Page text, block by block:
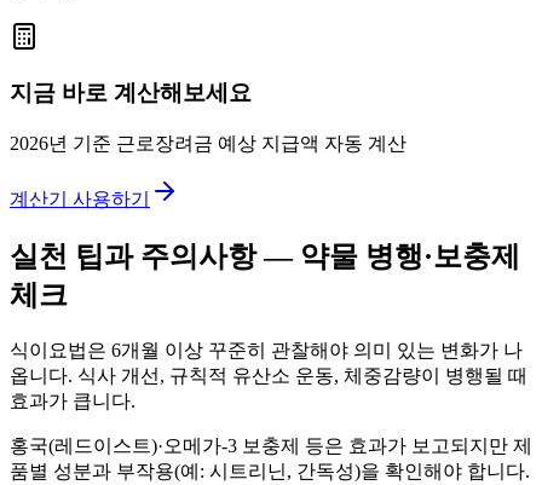
지금 바로 계산해보세요
2026년 기준 근로장려금 예상 지급액 자동 계산
계산기 사용하기
실천 팁과 주의사항 — 약물 병행·보충제
체크
식이요법은 6개월 이상 꾸준히 관찰해야 의미 있는 변화가 나
옵니다. 식사 개선, 규칙적 유산소 운동, 체중감량이 병행될 때
효과가 큽니다.
홍국(레드이스트)·오메가-3 보충제 등은 효과가 보고되지만 제
품별 성분과 부작용(예: 시트리닌, 간독성)을 확인해야 합니다.